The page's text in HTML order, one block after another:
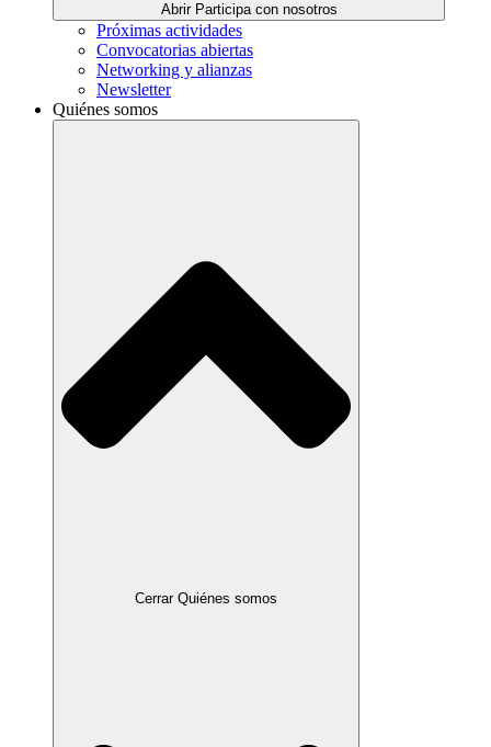
Abrir Participa con nosotros
Próximas actividades
Convocatorias abiertas
Networking y alianzas
Newsletter
Quiénes somos
Cerrar Quiénes somos